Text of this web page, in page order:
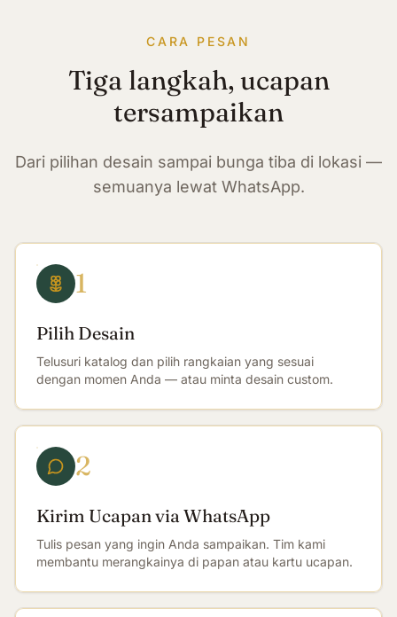
CARA PESAN
Tiga langkah, ucapan
tersampaikan
Dari pilihan desain sampai bunga tiba di lokasi —
semuanya lewat WhatsApp.
1
Pilih Desain
Telusuri katalog dan pilih rangkaian yang sesuai
dengan momen Anda — atau minta desain custom.
2
Kirim Ucapan via WhatsApp
Tulis pesan yang ingin Anda sampaikan. Tim kami
membantu merangkainya di papan atau kartu ucapan.